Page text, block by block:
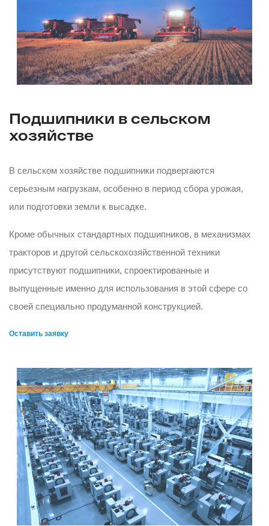
Подшипники в сельском
хозяйстве
В сельском хозяйстве подшипники подвергаются
серьезным нагрузкам, особенно в период сбора урожая,
или подготовки земли к высадке.
Кроме обычных стандартных подшипников, в механизмах
тракторов и другой сельскохозяйственной техники
присутствуют подшипники, спроектированные и
выпущенные именно для использования в этой сфере со
своей специально продуманной конструкцией.
Оставить заявку